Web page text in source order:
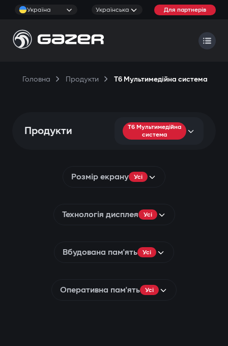
Україна Українська Для партнерів
Головна Продукти T6 Мультимедійна система
Продукти
T6 Мультимедійна
система
Розмір екрану Усі
Технологія дисплея Усі
Вбудована пам'ять Усі
Оперативна пам'ять Усі